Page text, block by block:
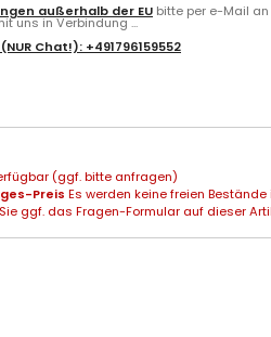
außerhalb der EU bitte per e-Mail an
uns in Verbindung ...
(NUR Chat!): +491796159552
(ggf. bitte anfragen)
Preis Es werden keine freien
ggf. das Fragen-Formular auf dieser